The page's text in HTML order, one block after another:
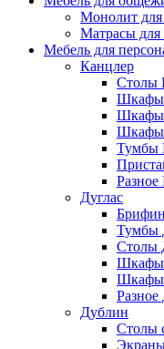
Монолит
Матрасы
Мебель для
Канцлер
Столы
Шкафы
Шкафы
Шкафы
Тумбы
Дуглас
Тумбы
Столы
Шкафы
Шкафы
Разное
Дублин
Столы